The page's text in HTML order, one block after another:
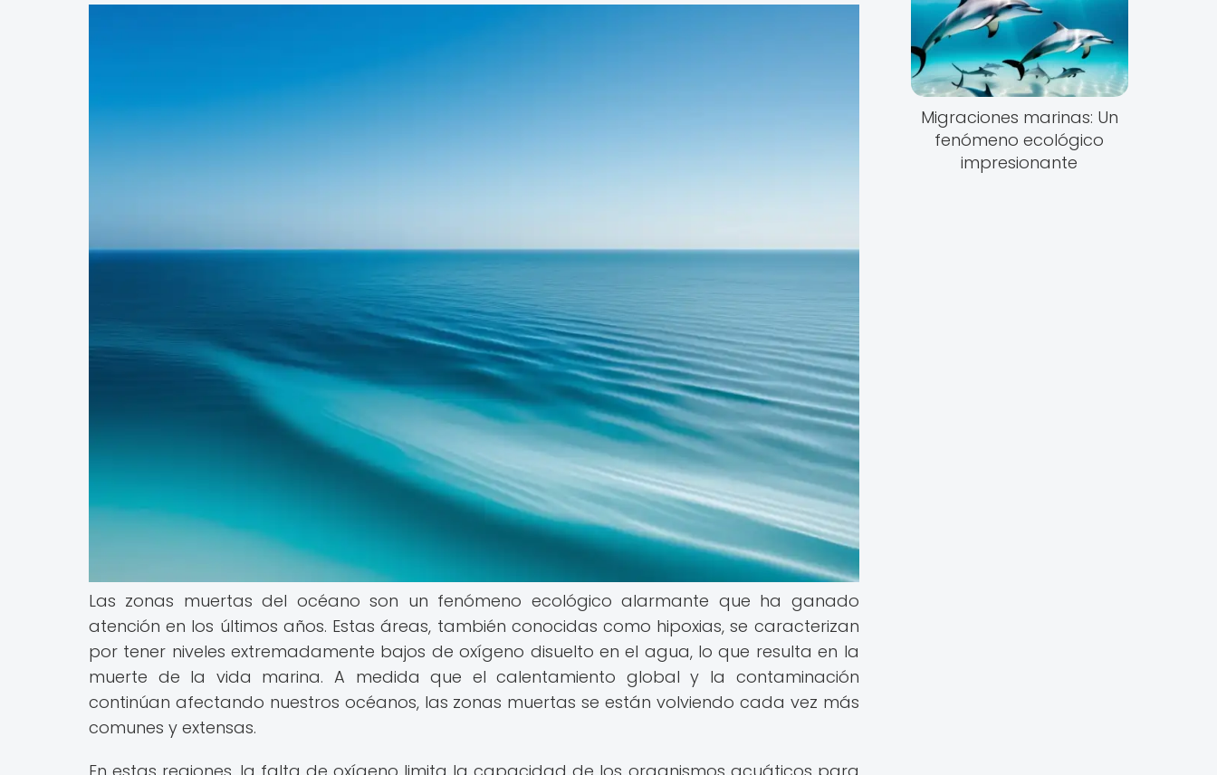
Las zonas muertas del océano son un fenómeno ecológico alarmante que ha ganado
atención en los últimos años. Estas áreas, también conocidas como hipoxias, se caracterizan
por tener niveles extremadamente bajos de oxígeno disuelto en el agua, lo que resulta en la
muerte de la vida marina. A medida que el calentamiento global y la contaminación
continúan afectando nuestros océanos, las zonas muertas se están volviendo cada vez más
comunes y extensas.
Migraciones marinas: Un
fenómeno ecológico
impresionante